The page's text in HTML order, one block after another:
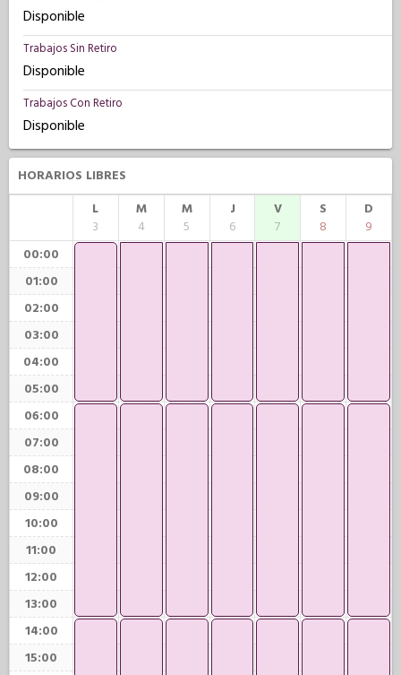
Disponible
Trabajos Sin Retiro
Disponible
Trabajos Con Retiro
Disponible
HORARIOS LIBRES
L
3
M
4
M
5
J
6
V
7
S
8
D
9
00:00
01:00
02:00
03:00
04:00
05:00
06:00
07:00
08:00
09:00
10:00
11:00
12:00
13:00
14:00
15:00